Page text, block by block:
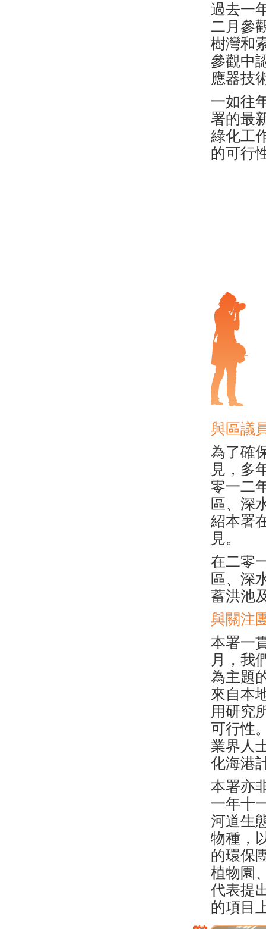
過去一
二月參
樹灣和
參觀中
應器技
一如往
署的最
綠化工
的可行
與區議
為了確
見，多
零一二
區、深
紹本署
見。
在二零
區、深
蓄洪池
與關注
本署一
月，我
為主題
來自本
用研究
可行性
業界人
化海港
本署亦
一年十
河道生
物種，
的環保
植物園
代表提
的項目